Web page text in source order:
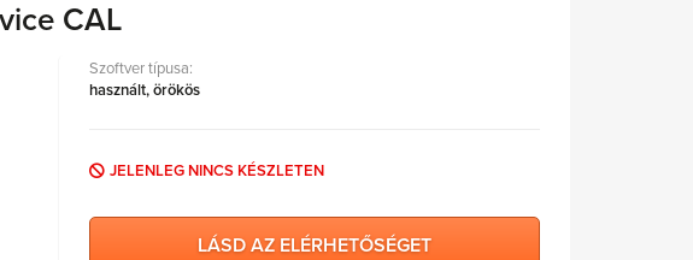
CAL
Szoftver típusa:
használt, örökös
JELENLEG NINCS KÉSZLETEN
LÁSD AZ ELÉRHETŐSÉGET